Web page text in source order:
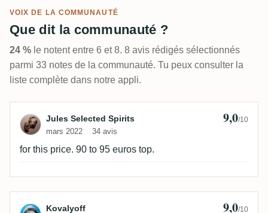
VOIX DE LA COMMUNAUTÉ
Que dit la communauté ?
24 % le notent entre 6 et 8. 8 avis rédigés sélectionnés
parmi 33 notes de la communauté. Tu peux consulter la
liste complète dans notre appli.
Avis de Jules Selected Spirits
Jules Selected Spirits
mars 2022 34 avis
9,0/10
for this price. 90 to 95 euros top.
Avis de Kovalyoff
Kovalyoff 9,0/10